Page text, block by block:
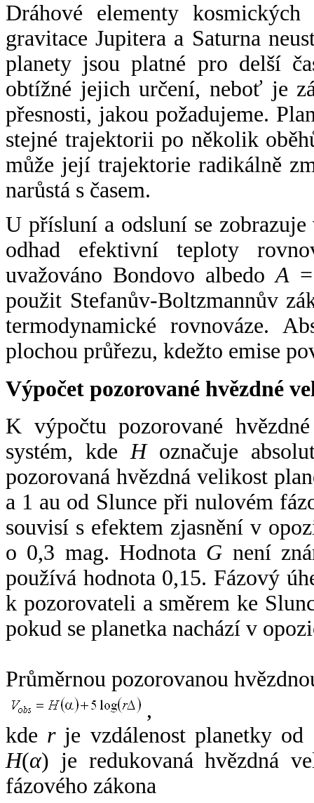
Dráhové elementy
gravitace Jupitera a Saturna
planety jsou platné pro delší
obtížné jejich určení, neboť je
přesnosti, jakou požadujeme.
stejné trajektorii po několik
může její trajektorie radikálně
narůstá s časem.
U přísluní a odsluní se
odhad efektivní teploty
uvažováno Bondovo albedoA
použit Stefanův-Boltzmannův
termodynamické rovnováze.
plochou průřezu, kdežto emise
Výpočet pozorované hvězdné
K výpočtu pozorované
systém, kde Hoznačuje
pozorovaná hvězdná velikost
a 1 au od Slunce při nulovém
souvisí s efektem zjasnění v
o 0,3 mag. Hodnota G není
používá hodnota 0,15. Fázový
k pozorovateli a směrem ke
pokud se planetka nachází v
Průměrnou pozorovanou
,
kde rje vzdálenost planetky od
H(α) je redukovaná hvězdná
fázového zákona